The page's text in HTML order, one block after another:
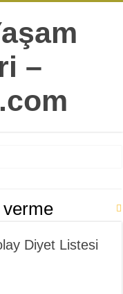
Bilmeniz Gereken 7 Bilgi
Alternatif
Duyduğu 20 Besin
Sebep
Diyet Listesi